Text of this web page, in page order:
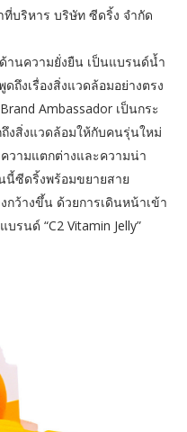
บริหาร บริษัท ซีดริ้ง จำกัด
านความยั่งยืน เป็นแบรนด์น้ำ
ถึงเรื่องสิ่งแวดล้อมอย่างตรง
Ambassador เป็นกระ
งสิ่งแวดล้อมให้กับคนรุ่นใหม่
วามแตกต่างและความน่า
นี้ซีดริ้งพร้อมขยายสาย
ว้างขึ้น ด้วยการเดินหน้าเข้า
นด์ “C2 Vitamin Jelly”